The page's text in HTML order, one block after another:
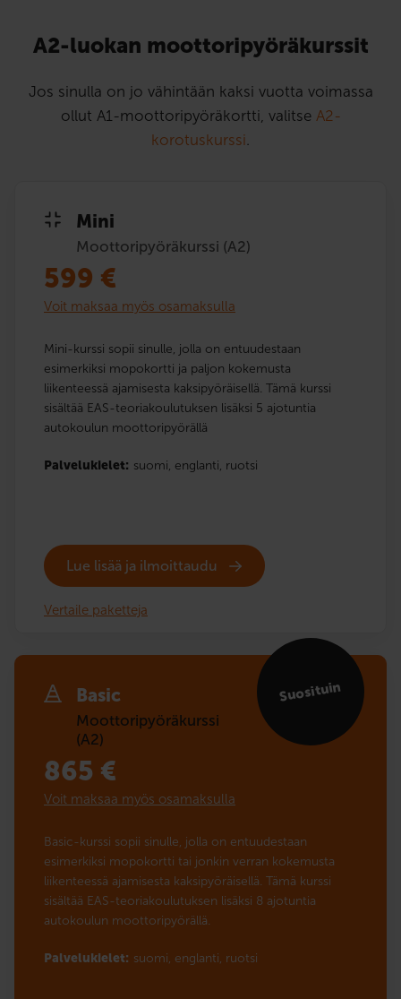
A2-luokan moottori­pyörä­kurssit
Jos sinulla on jo vähintään kaksi vuotta voimassa
ollut A1-moottoripyöräkortti, valitse A2-
korotuskurssi.
Mini
Moottoripyöräkurssi (A2)
599 €
Voit maksaa myös osamaksulla
Mini-kurssi sopii sinulle, jolla on entuudestaan
esimerkiksi mopokortti ja paljon kokemusta
liikenteessä ajamisesta kaksipyöräisellä. Tämä kurssi
sisältää EAS-teoriakoulutuksen lisäksi 5 ajotuntia
autokoulun moottoripyörällä
Palvelukielet: suomi, englanti, ruotsi
Lue lisää ja ilmoittaudu
Vertaile paketteja
Basic
Moottoripyöräkurssi
(A2)
Suosituin
865 €
Voit maksaa myös osamaksulla
Basic-kurssi sopii sinulle, jolla on entuudestaan
esimerkiksi mopokortti tai jonkin verran kokemusta
liikenteessä ajamisesta kaksipyöräisellä. Tämä kurssi
sisältää EAS-teoriakoulutuksen lisäksi 8 ajotuntia
autokoulun moottoripyörällä.
Palvelukielet: suomi, englanti, ruotsi